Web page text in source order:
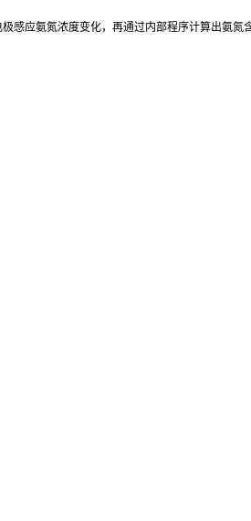
应氨氮浓度变化，再通过内部程序计算出氨氮